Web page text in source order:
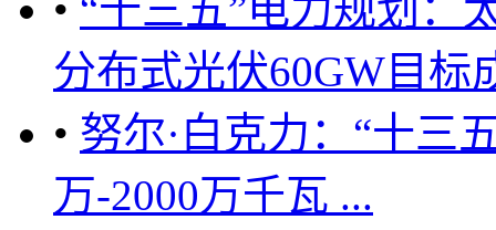
• “十三五”电力规划：
分布式光伏60GW目标
• 努尔·白克力：“十三
万-2000万千瓦 ...